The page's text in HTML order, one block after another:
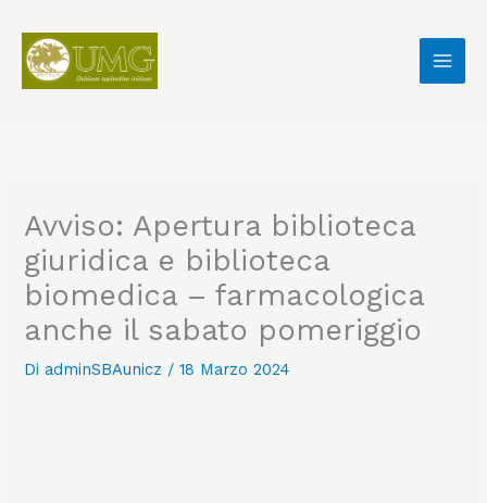
contenuto
Avviso: Apertura biblioteca
giuridica e biblioteca
biomedica – farmacologica
anche il sabato pomeriggio
Di adminSBAunicz /18 Marzo 2024